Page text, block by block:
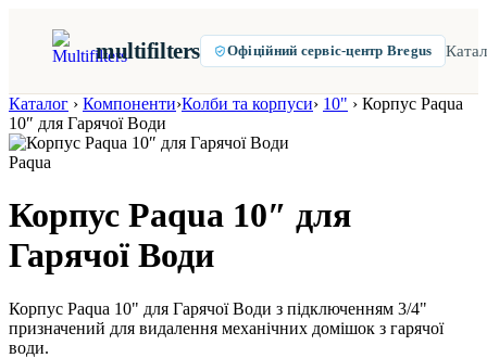
multifilters Офіційний сервіс-центр Bregus
Каталог › Компоненти›Колби та корпуси› 10" › Корпус Paqua
10″ для Гарячої Води
Paqua
Корпус Paqua 10″ для
Гарячої Води
Корпус Paqua 10" для Гарячої Води з підключенням 3/4"
призначений для видалення механічних домішок з гарячої
води.